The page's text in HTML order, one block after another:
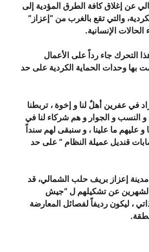
عن إغلاق كافة الطرق المؤدية إلى
والتي تقع بالغرب من “إعزاز”
الحالات الإنسانية.
التحرك جاء رداً على الأعمال
بها وحدات الحماية الكردية على حد
في عفرين أهلٌ لنا و إخوة ، تربطنا
و النسب و الجوار و هم شركاء لنا في
و عليهم ما علينا ، و سنبقى لهم سنداً
قنديل عميلة النظام ” على حد
إعزاز بريف حلب الشمالي، قد
الشهرين عن تشكيلهم ل “جيش
، ليكون رديفاً لفصائل المعارضة